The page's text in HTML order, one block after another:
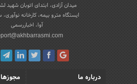
میدان آزادی، ابتدای اتوبان شهید
ایستگاه مترو بیمه، کارخانه
آوا، اخباررسمی
درباره ما
مجوزها